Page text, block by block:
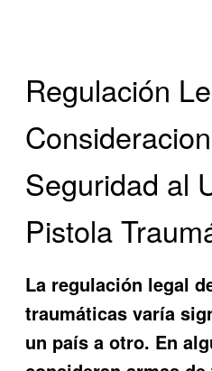
Regulación
Seguridad al
Pistola
La regulación legal
traumáticas varía
un país a otro. En